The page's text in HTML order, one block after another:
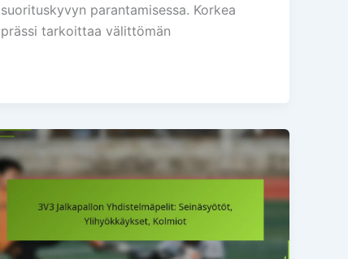
suorituskyvyn parantamisessa. Korkea
prässi tarkoittaa välittömän